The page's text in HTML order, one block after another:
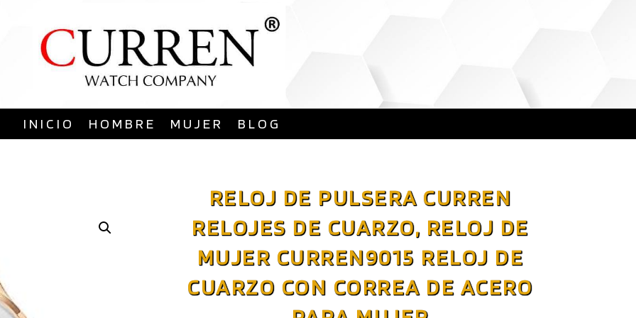
al
contenido
INICIO HOMBRE MUJER BLOG
RELOJ DE PULSERA CURREN
RELOJES DE CUARZO, RELOJ DE
MUJER CURREN9015 RELOJ DE
CUARZO CON CORREA DE ACERO